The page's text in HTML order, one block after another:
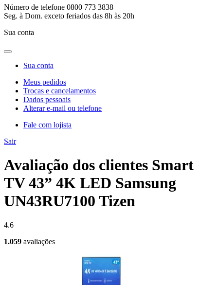
Número de telefone 0800 773 3838
Seg. à Dom. exceto feriados das 8h às 20h
Sua conta
Sua conta
Meus pedidos
Trocas e cancelamentos
Dados pessoais
Alterar e-mail ou telefone
Fale com lojista
Sair
Avaliação dos clientes Smart
TV 43” 4K LED Samsung
UN43RU7100 Tizen
4.6
1.059 avaliações